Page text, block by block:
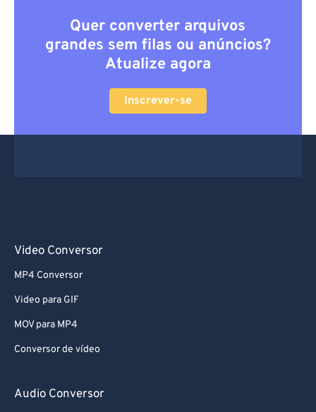
Quer converter arquivos
grandes sem filas ou anúncios?
Atualize agora
Inscrever-se
Video Conversor
MP4 Conversor
Video para GIF
MOV para MP4
Conversor de vídeo
Audio Conversor